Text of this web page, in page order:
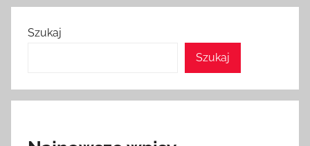
Szukaj
Szukaj